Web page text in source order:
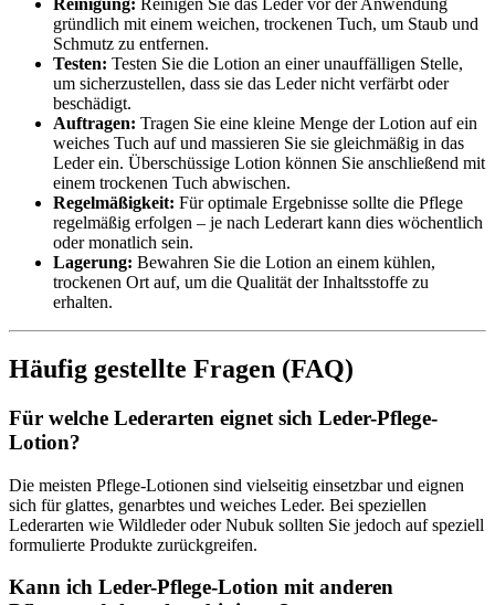
Reinigung: Reinigen Sie das Leder vor der Anwendung
gründlich mit einem weichen, trockenen Tuch, um Staub und
Schmutz zu entfernen.
Testen: Testen Sie die Lotion an einer unauffälligen Stelle,
um sicherzustellen, dass sie das Leder nicht verfärbt oder
beschädigt.
Auftragen: Tragen Sie eine kleine Menge der Lotion auf ein
weiches Tuch auf und massieren Sie sie gleichmäßig in das
Leder ein. Überschüssige Lotion können Sie anschließend mit
einem trockenen Tuch abwischen.
Regelmäßigkeit: Für optimale Ergebnisse sollte die Pflege
regelmäßig erfolgen – je nach Lederart kann dies wöchentlich
oder monatlich sein.
Lagerung: Bewahren Sie die Lotion an einem kühlen,
trockenen Ort auf, um die Qualität der Inhaltsstoffe zu
erhalten.
Häufig gestellte Fragen (FAQ)
Für welche Lederarten eignet sich Leder-Pflege-
Lotion?
Die meisten Pflege-Lotionen sind vielseitig einsetzbar und eignen
sich für glattes, genarbtes und weiches Leder. Bei speziellen
Lederarten wie Wildleder oder Nubuk sollten Sie jedoch auf speziell
formulierte Produkte zurückgreifen.
Kann ich Leder-Pflege-Lotion mit anderen